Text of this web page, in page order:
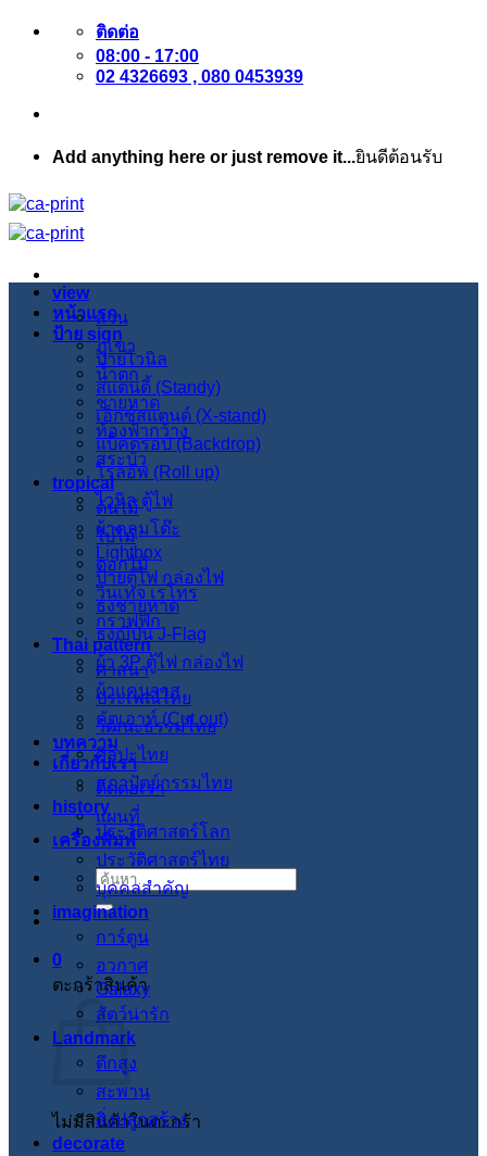
ข้าม
เนื้อหา
ติดต่อ
08:00 - 17:00
02 4326693 , 080 0453939
Add anything here or just remove it...ยินดีต้อนรับ
หน้าแรก
ป้าย sign
ป้ายไวนิล
สแตนดี้ (Standy)
เอ็กซ์สแตนด์ (X-stand)
แบ็คดรอป (Backdrop)
โรลอัพ (Roll up)
ไวนิล ตู้ไฟ
ผ้าคลุมโต๊ะ
Lightbox
ป้ายตู้ไฟ กล่องไฟ
ธงชายหาด
ธงญี่ปุ่น J-Flag
ผ้า 3P ตู้ไฟ กล่องไฟ
ผ้าแคนวาส
คัตเอาท์ (Cut out)
บทความ
เกี่ยวกับเรา
ติดต่อเรา
แผนที่
เครื่องพิมพ์
ค้นหา:
0
ตะกร้าสินค้า
ไม่มีสินค้าในตะกร้า
view
สวน
ภูเขา
น้ำตก
ชายหาด
ท้องฟ้ากว้าง
สระบัว
tropical
ต้นไม้
ใบไม้
ดอกไม้
วินเทจ เรโทร
กราฟฟิก
Thai pattern
ศาสนา
ประเพณีไทย
วัฒนะธรรมไทย
ศิลปะไทย
สภาปัตย์กรรมไทย
history
ประวัติศาสตร์โลก
ประวัติศาสตร์ไทย
บุคคลสำคัญ
imagination
การ์ตูน
อวกาศ
Galaxy
สัตว์น่ารัก
Landmark
ตึกสูง
สะพาน
สิ่งปลูกสร้าง
decorate